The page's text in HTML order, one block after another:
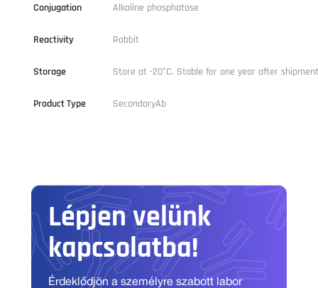
Conjugation Alkaline phosphatase
Reactivity Rabbit
Storage Store at -20°C. Stable for one year after
Product Type SecondaryAb
Lépjen velünk
kapcsolatba!
Érdeklődjön a személyre szabott labor